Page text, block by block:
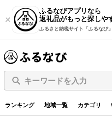
ふるなびアプリなら
返礼品がもっと探しや
ふるさと納税サイト「ふるなび」
キーワードを入力
ランキング 地域一覧 カテゴリ